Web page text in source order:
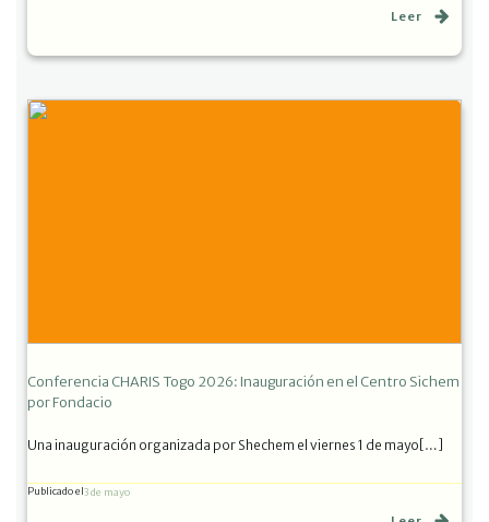
Leer
Conferencia CHARIS Togo 2026: Inauguración en el Centro Sichem
por Fondacio
Una inauguración organizada por Shechem el viernes 1 de mayo[…]
Publicado el3 de mayo